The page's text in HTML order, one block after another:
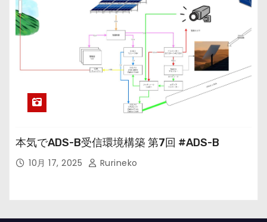
本気でADS-B受信環境構築 第7回 #ADS-B
10月 17, 2025 Rurineko